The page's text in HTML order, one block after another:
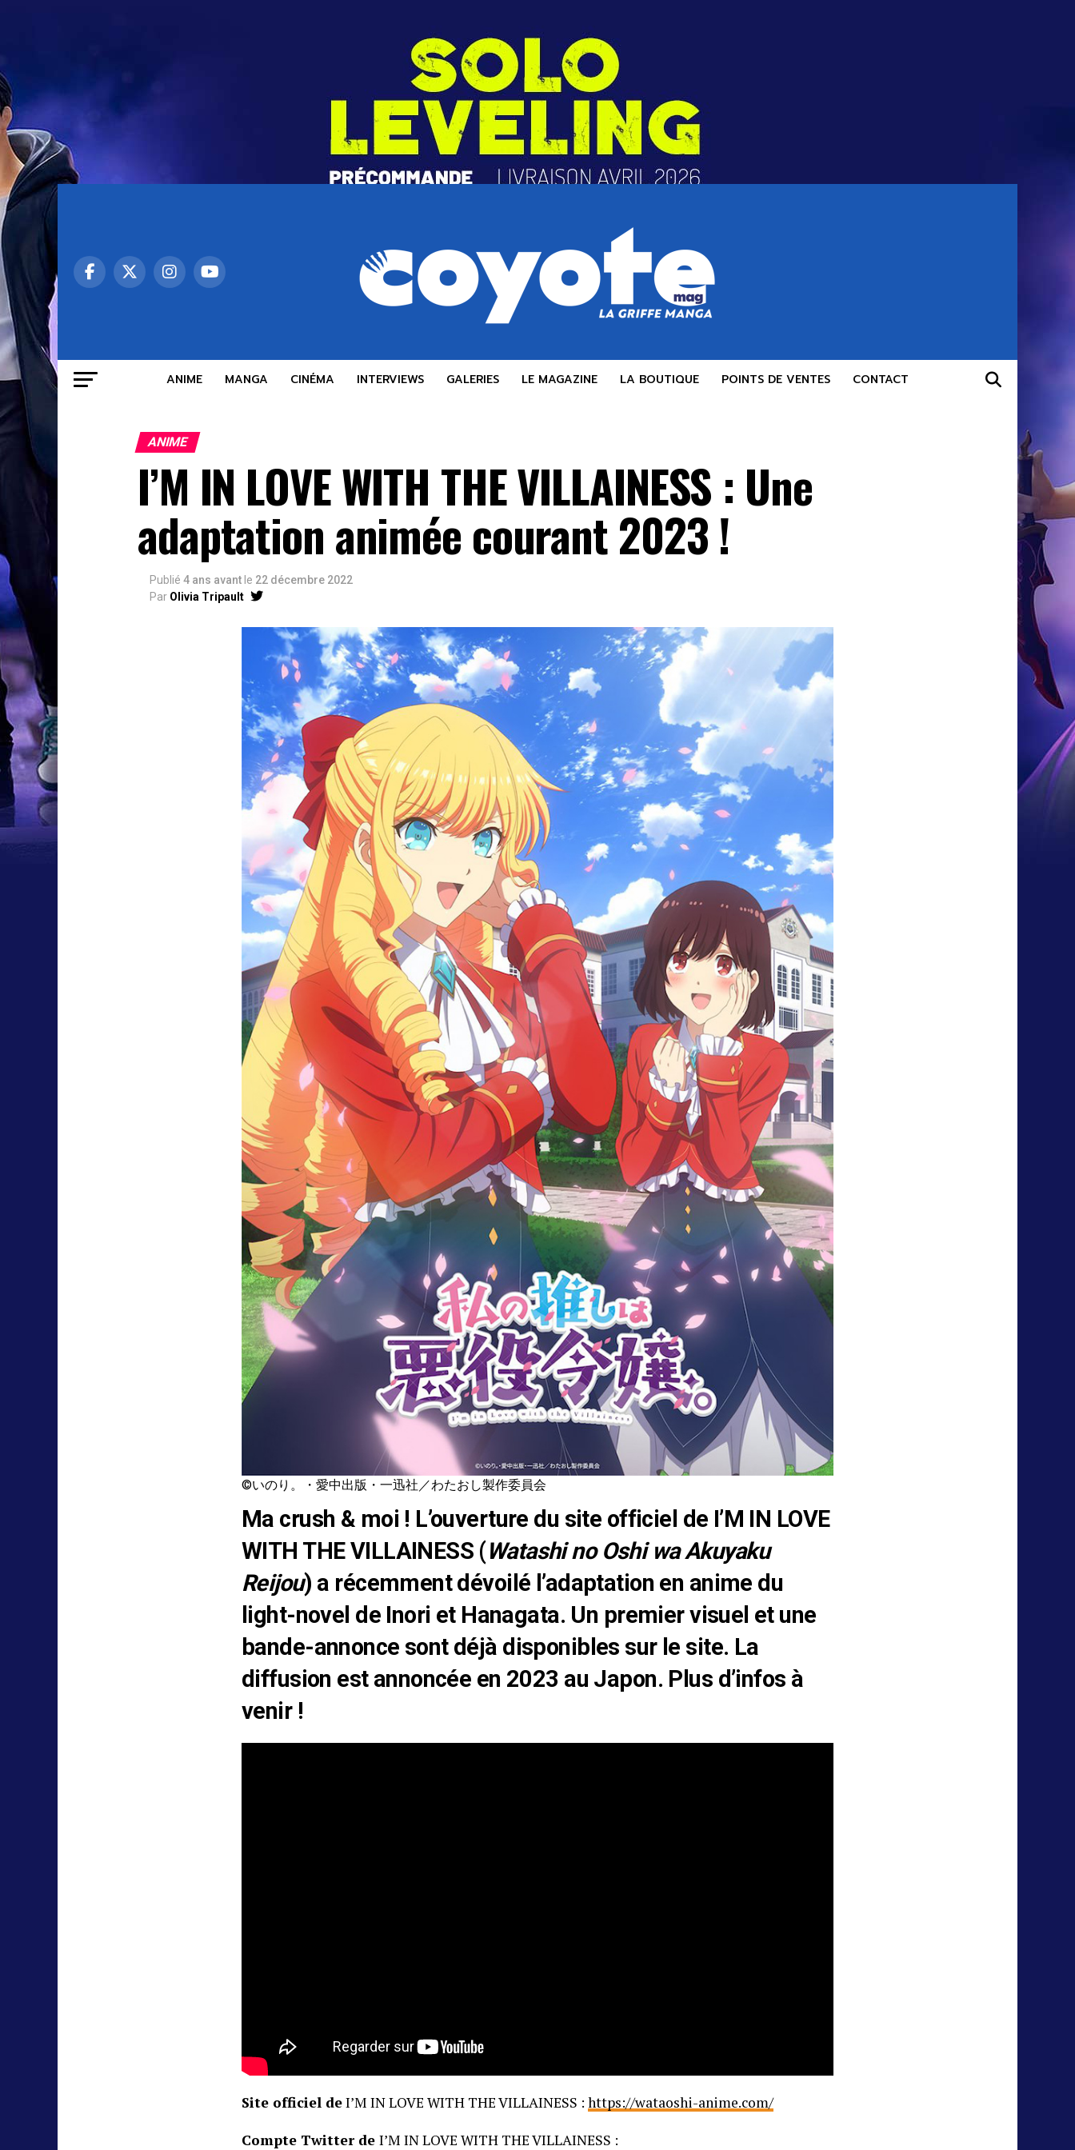
ANIME MANGA CINÉMA INTERVIEWS GALERIES LE MAGAZINE LA BOUTIQUE POINTS DE VENTES CONTACT
ANIME
I’M IN LOVE WITH THE VILLAINESS : Une
adaptation animée courant 2023 !
Publié 4 ans avant le 22 décembre 2022
Par Olivia Tripault
©いのり。・愛中出版・一迅社／わたおし製作委員会
Ma crush & moi ! L’ouverture du site officiel de I’M IN LOVE
WITH THE VILLAINESS (Watashi no Oshi wa Akuyaku
Reijou) a récemment dévoilé l’adaptation en anime du
light-novel de Inori et Hanagata. Un premier visuel et une
bande-annonce sont déjà disponibles sur le site. La
diffusion est annoncée en 2023 au Japon. Plus d’infos à
venir !
Site officiel deI’M IN LOVE WITH THE VILLAINESS : https://wataoshi-anime.com/
Compte Twitter de I’M IN LOVE WITH THE VILLAINESS :